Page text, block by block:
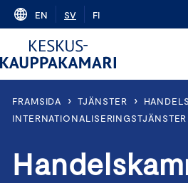
Skip
content
EN SV FI
FRAMSIDA › TJÄNSTER ›
INTERNATIONALISERINGSTJÄNSTER